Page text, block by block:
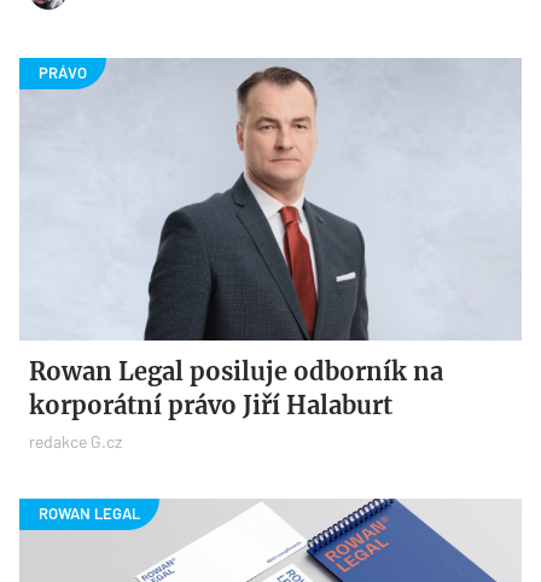
Rowan Legal posiluje odborník na
korporátní právo Jiří Halaburt
redakce G.cz